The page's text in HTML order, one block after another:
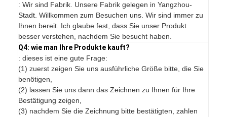
: Wir sind Fabrik. Unsere Fabrik gelegen in Yangzhou-
Stadt. Willkommen zum Besuchen uns. Wir sind immer zu
Ihnen bereit. Ich glaube fest, dass Sie unser Produkt
besser verstehen, nachdem Sie besucht haben.
Q4: wie man Ihre Produkte kauft?
: dieses ist eine gute Frage:
(1) zuerst zeigen Sie uns ausführliche Größe bitte, die Sie
benötigen,
(2) lassen Sie uns dann das Zeichnen zu Ihnen für Ihre
Bestätigung zeigen,
(3) nachdem Sie die Zeichnung bitte bestätigten, zahlen